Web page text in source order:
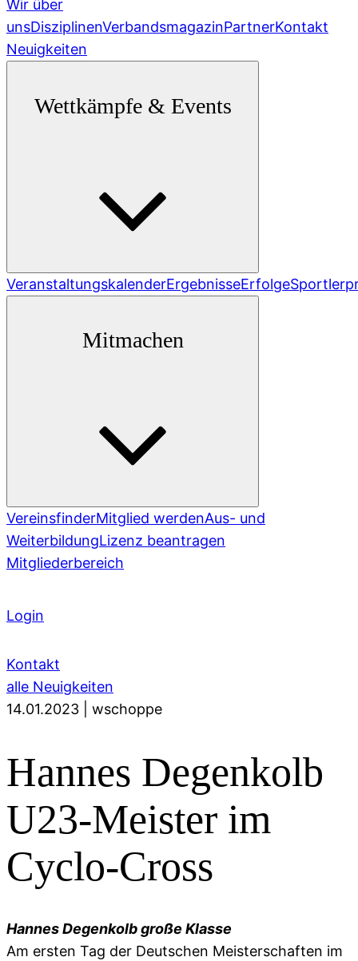
Wir über
unsDisziplinenVerbandsmagazinPartnerKontakt
Neuigkeiten
Wettkämpfe & Events
VeranstaltungskalenderErgebnisseErfolge
Mitmachen
VereinsfinderMitglied werdenAus- und
WeiterbildungLizenz beantragen
Mitgliederbereich
Login
Kontakt
alle Neuigkeiten
14.01.2023
wschoppe
Hannes Degenkolb
U23-Meister im
Cyclo-Cross
Hannes Degenkolb große Klasse
Am ersten Tag der Deutschen Meisterschaften im